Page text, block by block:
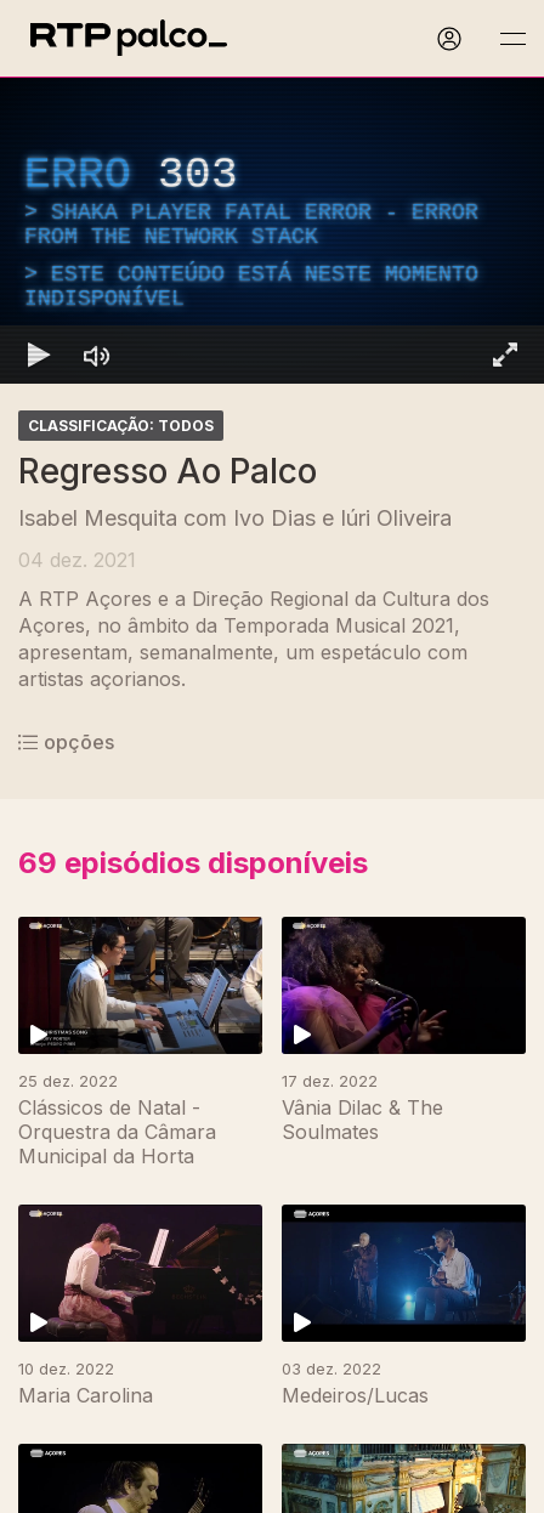
ERRO 303
SHAKA PLAYER FATAL ERROR - ERROR
FROM THE NETWORK STACK
ESTE CONTEÚDO ESTÁ NESTE MOMENTO
INDISPONÍVEL
CLASSIFICAÇÃO: TODOS
Regresso Ao Palco
Isabel Mesquita com Ivo Dias e Iúri Oliveira
04 dez. 2021
A RTP Açores e a Direção Regional da Cultura dos
Açores, no âmbito da Temporada Musical 2021,
apresentam, semanalmente, um espetáculo com
artistas açorianos.
opções
69 episódios disponíveis
25 dez. 2022
Clássicos de Natal -
Orquestra da Câmara
Municipal da Horta
17 dez. 2022
Vânia Dilac & The
Soulmates
10 dez. 2022
Maria Carolina
03 dez. 2022
Medeiros/Lucas